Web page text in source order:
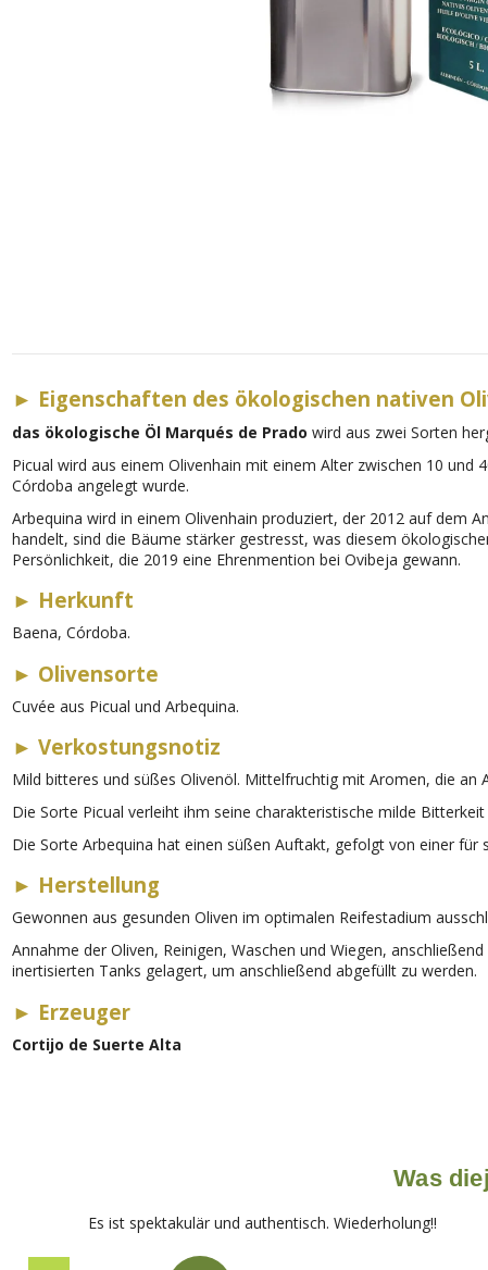
► Eigenschaften des ökologischen nativen
das ökologische Öl Marqués de Prado wird aus zwei Sorten
Picual wird aus einem Olivenhain mit einem Alter zwischen 10 und
Córdoba angelegt wurde.
Arbequina wird in einem Olivenhain produziert, der 2012 auf dem
handelt, sind die Bäume stärker gestresst, was diesem
Persönlichkeit, die 2019 eine Ehrenmention bei Ovibeja gewann.
► Herkunft
Baena, Córdoba.
► Oliven­sorte
Cuvée aus Picual und Arbequina.
► Verkostungsnotiz
Mild bitteres und süßes Olivenöl. Mittelfruchtig mit Aromen, die an
Die Sorte Picual verleiht ihm seine charakteristische milde
Die Sorte Arbequina hat einen süßen Auftakt, gefolgt von einer für
► Herstellung
Gewonnen aus gesunden Oliven im optimalen Reifestadium
Annahme der Oliven, Reinigen, Waschen und Wiegen,
inertisierten Tanks gelagert, um anschließend abgefüllt zu werden.
► Erzeuger
Cortijo de Suerte Alta
Was
Es ist spektakulär und authentisch. Wiederholung!!